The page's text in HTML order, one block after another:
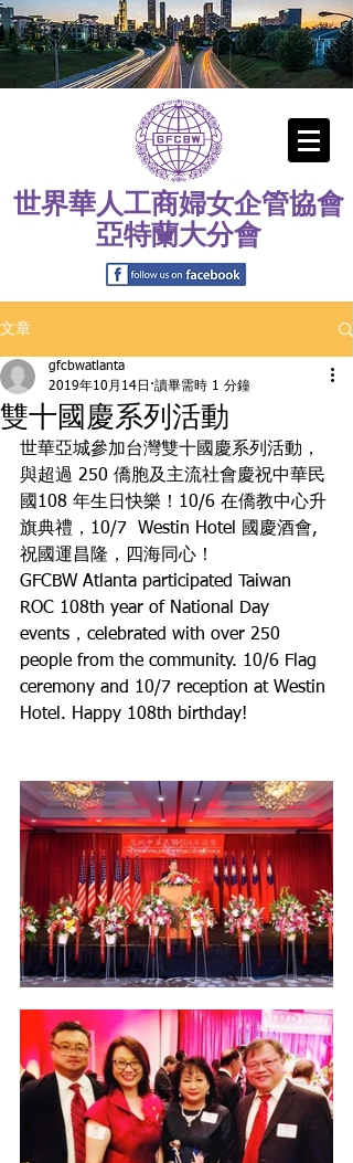
世界華人工商婦女企管協會
亞特蘭大分會
文章
雙十國慶系列活動
gfcbwatlanta
2019年10月14日 讀畢需時 1 分鐘
世華亞城參加台灣雙十國慶系列活動，
與超過 250 僑胞及主流社會慶祝中華民
國108 年生日快樂！10/6 在僑教中心升
旗典禮，10/7  Westin Hotel 國慶酒會,
祝國運昌隆，四海同心！
GFCBW Atlanta participated Taiwan
ROC 108th year of National Day
events，celebrated with over 250
people from the community. 10/6 Flag
ceremony and 10/7 reception at Westin
Hotel. Happy 108th birthday!